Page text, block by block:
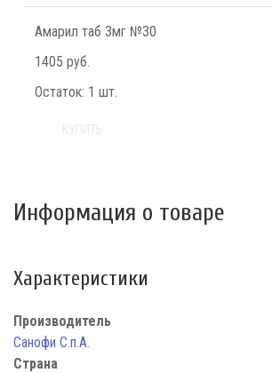
Амарил таб 3мг №30
1405 руб.
Остаток: 1 шт.
Информация о товаре
Характеристики
Производитель
Санофи С.п.А.
Страна